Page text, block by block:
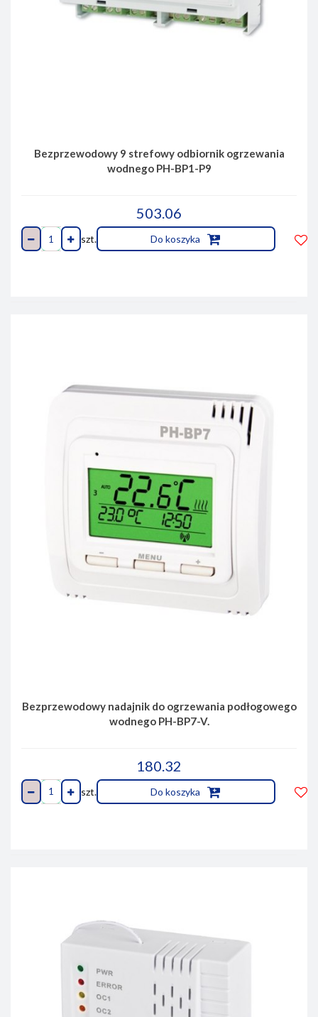
Bezprzewodowy 9 strefowy odbiornik ogrzewania
wodnego PH-BP1-P9
503.06
szt. Do koszyka
Bezprzewodowy nadajnik do ogrzewania podłogowego
wodnego PH-BP7-V.
180.32
szt. Do koszyka